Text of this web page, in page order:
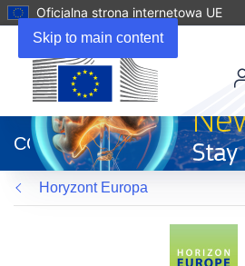
Skip to main content
Oficjalna strona internetowa UE
otworzy
się
w
nowym
oknie)
CORDIS
Horyzont Europa